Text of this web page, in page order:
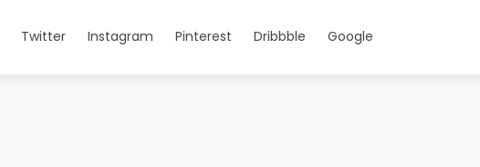
Twitter Instagram Pinterest Dribbble Google